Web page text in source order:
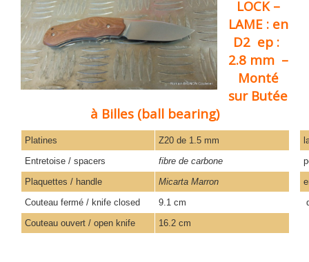
LOCK –
LAME : en
D2 ep :
2.8 mm –
Monté
sur Butée
à Billes (ball bearing)
Platines Z20 de 1.5 mm
Entretoise / spacers
fibre de carbone
Plaquettes / handle
Micarta Marron
Couteau fermé / knife closed
9.1 cm
Couteau ouvert / open knife
16.2 cm